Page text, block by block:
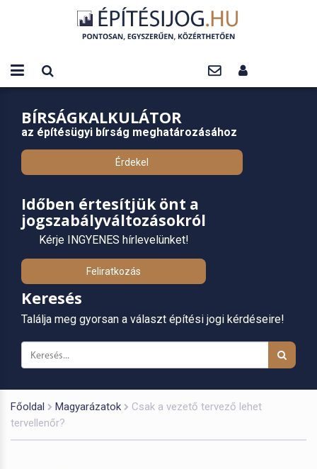
BÍRSÁGKALKULÁTOR
az építésügyi bírság meghatározásához
Érdekel
Időben értesítjük önt a
jogszabályváltozásokról
Kérje INGYENES hírlevelünket!
Feliratkozás
Keresés
Találja meg gyorsan a választ építési jogi kérdéseire!
Főoldal Magyarázatok
Csak a vezető tervező lehet
tervellenőr?